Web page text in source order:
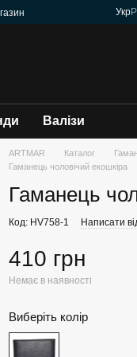
Укр
Валізи
ARTMAR Каталог
Гаманець чоловічий екошкіра
Гаманець
Код: HV758-1 Написати
410 грн
Немає в наявності
Виберіть колір